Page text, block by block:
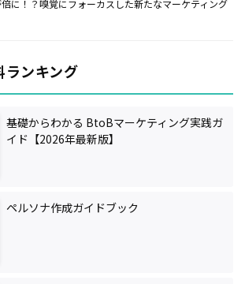
に！？嗅覚にフォーカスした新たなマーケティング
ランキング
基礎からわかる BtoBマーケティング実践ガ
イド【2026年最新版】
ペルソナ作成ガイドブック